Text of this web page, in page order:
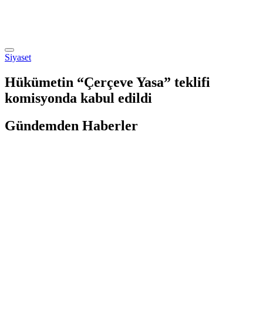
Siyaset
Hükümetin “Çerçeve Yasa” teklifi
komisyonda kabul edildi
Gündemden Haberler